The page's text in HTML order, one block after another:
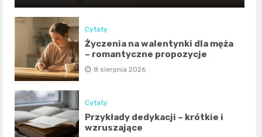
Cytaty
Życzenia na walentynki dla męża
– romantyczne propozycje
8 sierpnia 2026
Cytaty
Przykłady dedykacji – krótkie i
wzruszające